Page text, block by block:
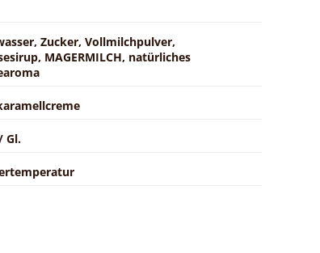
Zucker, Vollmilchpulver,
MAGERMILCH, natürliches
Gl.